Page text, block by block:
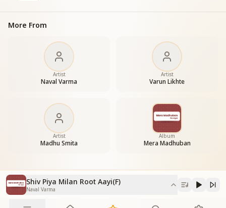
शिव पिया मिलन ऋतु आई
More From
Artist
Naval Varma
Artist
Varun Likhte
Artist
Madhu Smita
Album
Mera Madhuban
Shiv Piya Milan Root Aayi(F)
Naval Varma